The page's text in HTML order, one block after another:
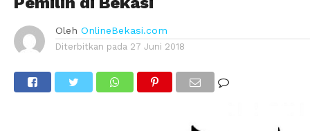
Oleh OnlineBekasi.com
Diterbitkan pada 27 Juni 2018